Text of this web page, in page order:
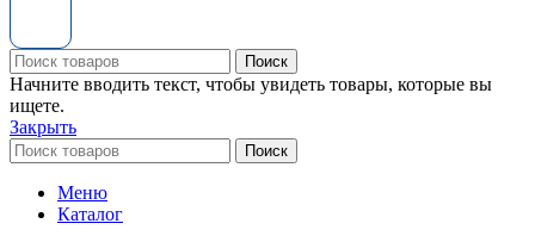
Поиск
Начните вводить текст, чтобы увидеть товары, которые вы
ищете.
Закрыть
Поиск
Меню
Каталог